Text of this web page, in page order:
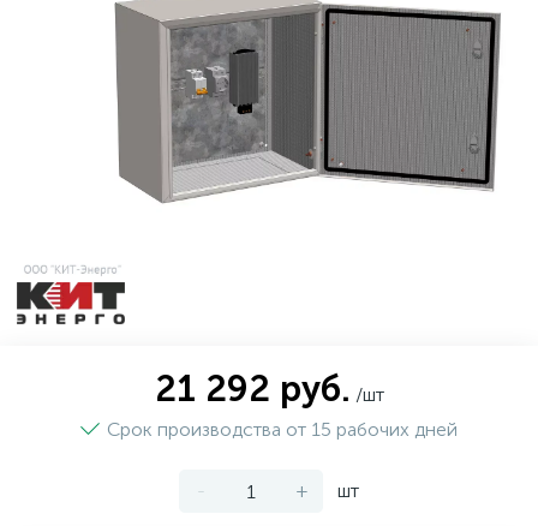
21 292 руб. /шт
Срок производства от 15 рабочих дней
- + шт